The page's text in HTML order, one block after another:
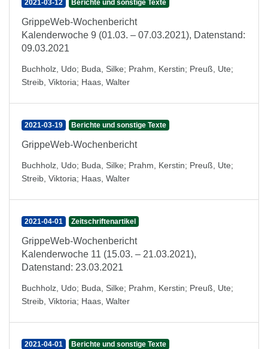
2021-03-12 Berichte und sonstige Texte
GrippeWeb-Wochenbericht
Kalenderwoche 9 (01.03. – 07.03.2021), Datenstand:
09.03.2021
Buchholz, Udo; Buda, Silke; Prahm, Kerstin; Preuß, Ute;
Streib, Viktoria; Haas, Walter
2021-03-19 Berichte und sonstige Texte
GrippeWeb-Wochenbericht
Buchholz, Udo; Buda, Silke; Prahm, Kerstin; Preuß, Ute;
Streib, Viktoria; Haas, Walter
2021-04-01 Zeitschriftenartikel
GrippeWeb-Wochenbericht
Kalenderwoche 11 (15.03. – 21.03.2021),
Datenstand: 23.03.2021
Buchholz, Udo; Buda, Silke; Prahm, Kerstin; Preuß, Ute;
Streib, Viktoria; Haas, Walter
2021-04-01 Berichte und sonstige Texte